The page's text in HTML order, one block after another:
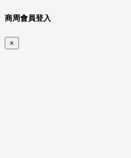
商周會員登入
×